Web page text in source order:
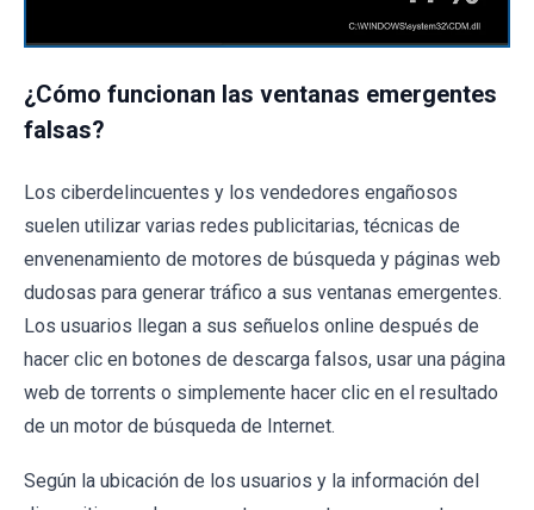
¿Cómo funcionan las ventanas emergentes
falsas?
Los ciberdelincuentes y los vendedores engañosos
suelen utilizar varias redes publicitarias, técnicas de
envenenamiento de motores de búsqueda y páginas web
dudosas para generar tráfico a sus ventanas emergentes.
Los usuarios llegan a sus señuelos online después de
hacer clic en botones de descarga falsos, usar una página
web de torrents o simplemente hacer clic en el resultado
de un motor de búsqueda de Internet.
Según la ubicación de los usuarios y la información del